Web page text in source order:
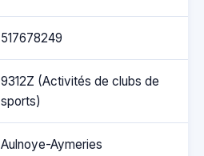
517678249
9312Z (Activités de clubs de
sports)
Aulnoye-Aymeries